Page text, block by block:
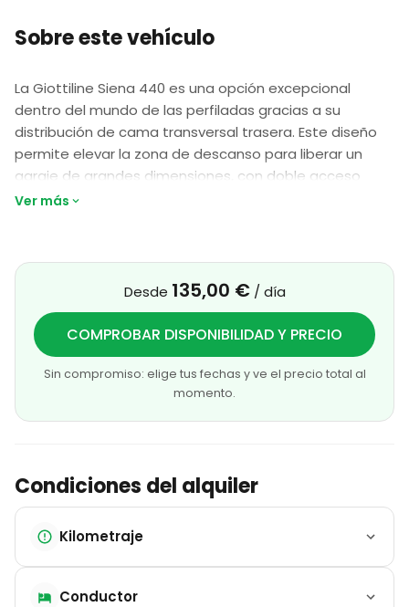
Sobre este vehículo
La Giottiline Siena 440 es una opción excepcional
dentro del mundo de las perfiladas gracias a su
distribución de cama transversal trasera. Este diseño
permite elevar la zona de descanso para liberar un
garaje de grandes dimensiones, con doble acceso
exterior, ideal para transportar bicicletas o
En su interior, el espacio de día destaca por un salón
luminoso con su gran espacio de comedor, creando
una atmósfera acogedora para la familia. La cocina en
línea y el baño compacto con ducha integrada están
diseñados para ofrecer funcionalidad sin restarle
amplitud al pasillo central.
Ver más
Desde 135,00 € / día
COMPROBAR DISPONIBILIDAD Y PRECIO
Sin compromiso: elige tus fechas y ve el precio total al
momento.
Condiciones del alquiler
Kilometraje
Conductor